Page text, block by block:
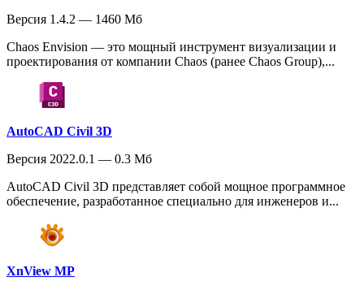
Версия 1.4.2 — 1460 Мб
Chaos Envision — это мощный инструмент визуализации и
проектирования от компании Chaos (ранее Chaos Group),...
AutoCAD Civil 3D
Версия 2022.0.1 — 0.3 Мб
AutoCAD Civil 3D представляет собой мощное программное
обеспечение, разработанное специально для инженеров и...
XnView MP